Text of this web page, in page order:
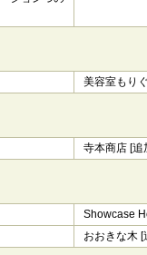
美容室もり
寺本商店 [追
Showcase
おおきな木 [